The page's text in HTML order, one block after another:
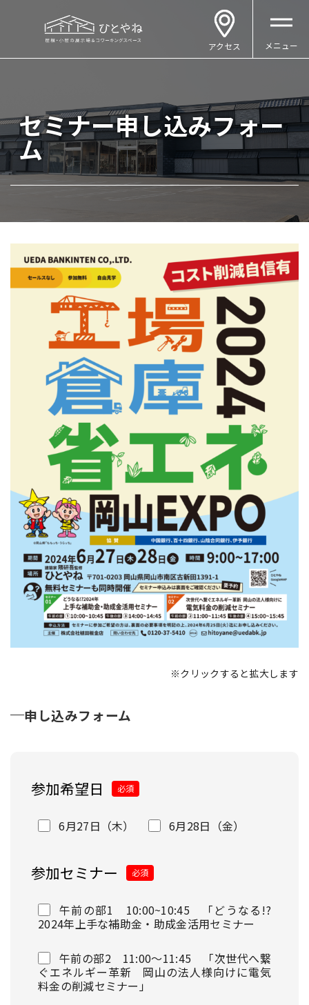
アクセス メニュー
セミナー申し込みフォー
ム
※クリックすると拡大します
申し込みフォーム
参加希望日 必須
6月27日（木） 6月28日（金）
参加セミナー 必須
午前の部1 10:00~10:45 「どうなる!?
2024年上手な補助金・助成金活用セミナー
午前の部2 11:00～11:45 「次世代へ繋
ぐエネルギー革新 岡山の法人様向けに電気
料金の削減セミナー」